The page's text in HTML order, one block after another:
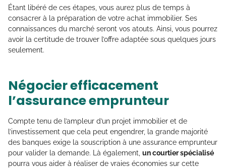
Étant libéré de ces étapes, vous aurez plus de temps à
consacrer à la préparation de votre achat immobilier. Ses
connaissances du marché seront vos atouts. Ainsi, vous pourrez
avoir la certitude de trouver l’offre adaptée sous quelques jours
seulement.
Négocier efficacement
l’assurance emprunteur
Compte tenu de l’ampleur d’un projet immobilier et de
l’investissement que cela peut engendrer, la grande majorité
des banques exige la souscription à une assurance emprunteur
pour valider la demande. Là également, un courtier spécialisé
pourra vous aider à réaliser de vraies économies sur cette